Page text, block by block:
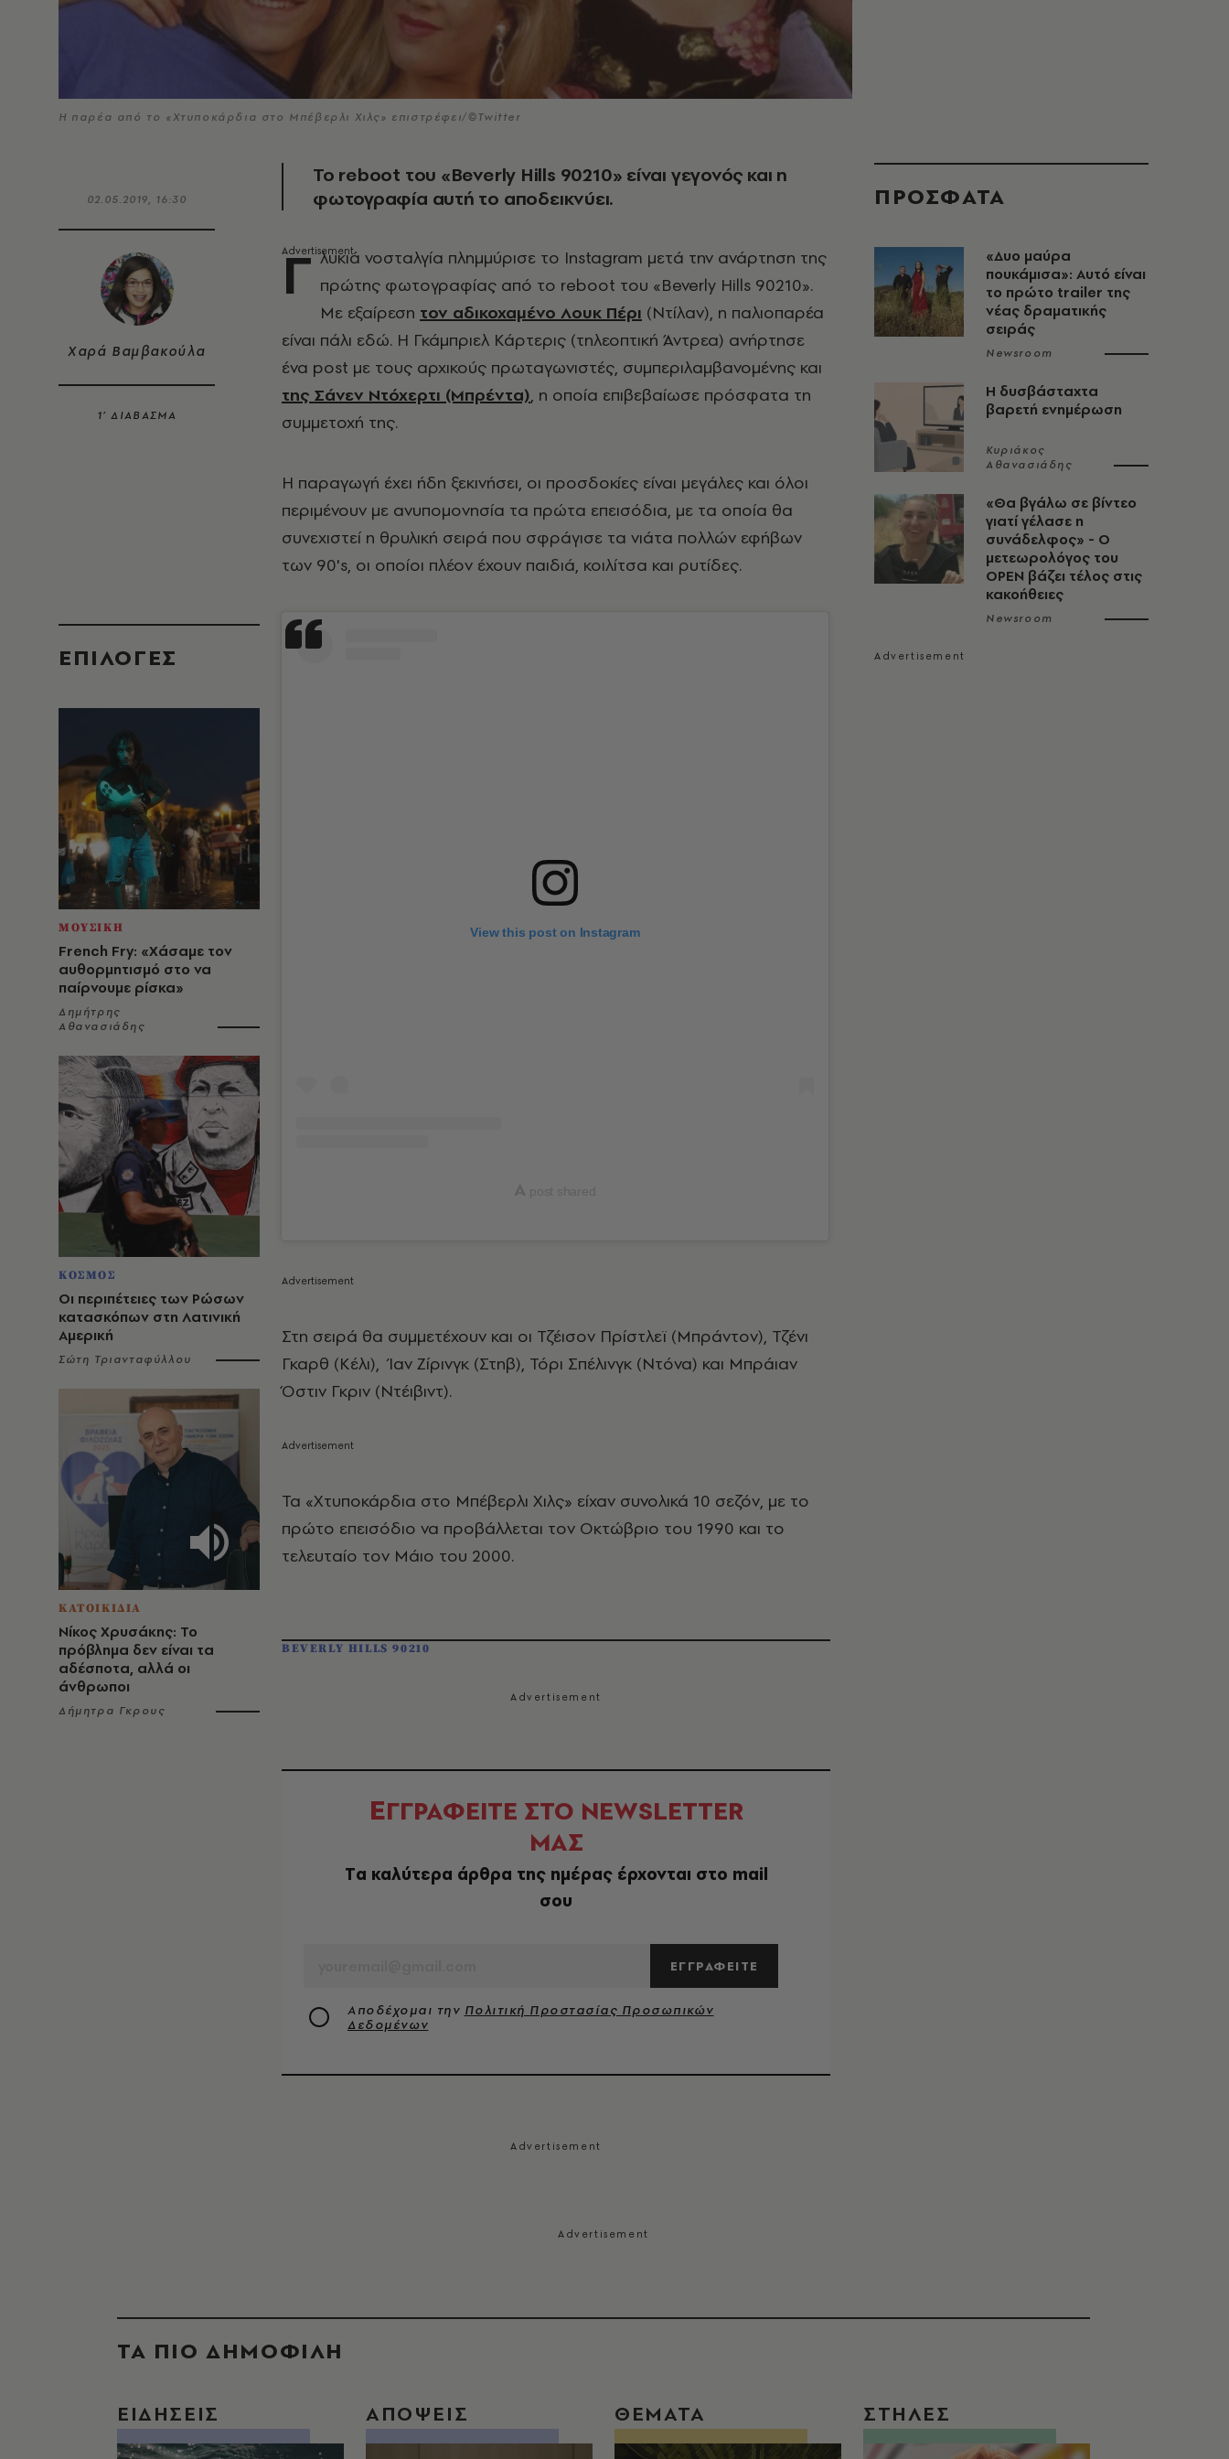
Η παρέα από το «Χτυποκάρδια στο Μπέβερλι Χιλς» επιστρέφει/©Twitter
02.05.2019, 16:30
Χαρά Βαμβακούλα
1’ ΔΙΑΒΑΣΜΑ
EΠΙΛΟΓΈΣ
ΜΟΥΣΙΚΗ
French Fry: «Χάσαμε τον
αυθορμητισμό στο να
παίρνουμε ρίσκα»
Δημήτρης
Αθανασιάδης
ΚΟΣΜΟΣ
Οι περιπέτειες των Ρώσων
κατασκόπων στη Λατινική
Αμερική
Σώτη Τριανταφύλλου
ΚΑΤΟΙΚΙΔΙΑ
Νίκος Χρυσάκης: Το
πρόβλημα δεν είναι τα
αδέσποτα, αλλά οι
άνθρωποι
Δήμητρα Γκρους
Το reboot του «Beverly Hills 90210» είναι γεγονός και η
φωτογραφία αυτή το αποδεικνύει.
Γ λυκιά νοσταλγία πλημμύρισε το Instagram μετά την ανάρτηση της
πρώτης φωτογραφίας από το reboot του «Beverly Hills 90210».
Με εξαίρεση τον αδικοχαμένο Λουκ Πέρι (Ντίλαν), η παλιοπαρέα
είναι πάλι εδώ. Η Γκάμπριελ Κάρτερις (τηλεοπτική Άντρεα) ανήρτησε
ένα post με τους αρχικούς πρωταγωνιστές, συμπεριλαμβανομένης και
της Σάνεν Ντόχερτι (Μπρέντα), η οποία επιβεβαίωσε πρόσφατα τη
συμμετοχή της.
Η παραγωγή έχει ήδη ξεκινήσει, οι προσδοκίες είναι μεγάλες και όλοι
περιμένουν με ανυπομονησία τα πρώτα επεισόδια, με τα οποία θα
συνεχιστεί η θρυλική σειρά που σφράγισε τα νιάτα πολλών εφήβων
των 90's, οι οποίοι πλέον έχουν παιδιά, κοιλίτσα και ρυτίδες.
View this post on Instagram
Στη σειρά θα συμμετέχουν και οι Τζέισον Πρίστλεϊ (Μπράντον), Τζένι
Γκαρθ (Κέλι), Ίαν Ζίρινγκ (Στηβ), Τόρι Σπέλινγκ (Ντόνα) και Μπράιαν
Όστιν Γκριν (Ντέιβιντ).
Τα «Χτυποκάρδια στο Μπέβερλι Χιλς» είχαν συνολικά 10 σεζόν, με το
πρώτο επεισόδιο να προβάλλεται τον Οκτώβριο του 1990 και το
τελευταίο τον Μάιο του 2000.
BEVERLY HILLS 90210
ΕΓΓΡΑΦΕΙΤΕ ΣΤΟ NEWSLETTER
ΜΑΣ
Tα καλύτερα άρθρα της ημέρας έρχονται στο mail
σου
ΕΓΓΡΑΦΕΙΤΕ
Αποδέχομαι την Πολιτική Προστασίας Προσωπικών
Δεδομένων
ΠΡΟΣΦΑΤΑ
«Δυο μαύρα
πουκάμισα»: Αυτό είναι
το πρώτο trailer της
νέας δραματικής
σειράς
Newsroom
Η δυσβάσταχτα
βαρετή ενημέρωση
Κυριάκος
Αθανασιάδης
«Θα βγάλω σε βίντεο
γιατί γέλασε η
συνάδελφος» - Ο
μετεωρολόγος του
OPEN βάζει τέλος στις
κακοήθειες
Newsroom
ΤΑ ΠΙΟ ΔΗΜΟΦΙΛΗ
ΕΙΔΗΣΕΙΣ ΑΠΟΨΕΙΣ ΘΕΜΑΤΑ ΣΤΗΛΕΣ